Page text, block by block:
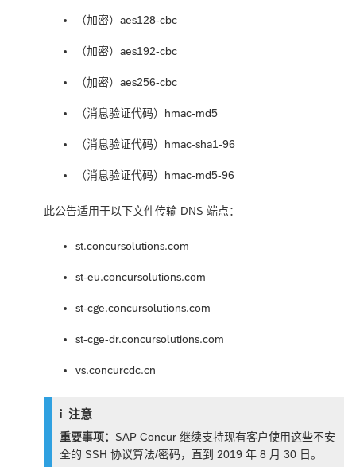
（加密）aes128-cbc
（加密）aes192-cbc
（加密）aes256-cbc
（消息验证代码）hmac-md5
（消息验证代码）hmac-sha1-96
（消息验证代码）hmac-md5-96
此公告适用于以下文件传输 DNS 端点：
st.concursolutions.com
st-eu.concursolutions.com
st-cge.concursolutions.com
st-cge-dr.concursolutions.com
vs.concurcdc.cn
注意
重要事项： SAP Concur 继续支持现有客户使用这些不安
全的 SSH 协议算法/密码，直到 2019 年 8 月 30 日。